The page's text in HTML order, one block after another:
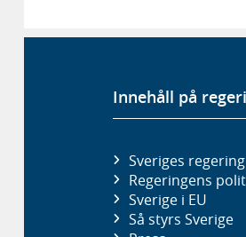
Innehåll på
Sveriges regering
Regeringens
Sverige i EU
Så styrs Sverige